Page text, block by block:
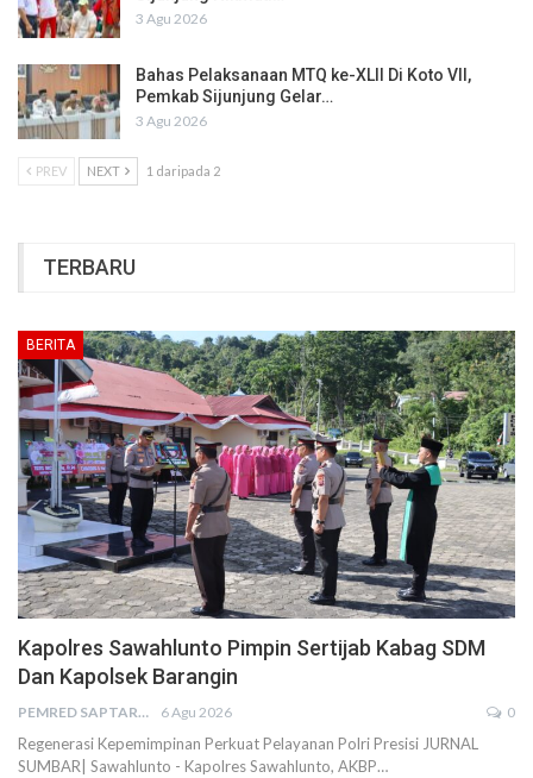
3 Agu 2026
Bahas Pelaksanaan MTQ ke-XLII Di Koto VII,
Pemkab Sijunjung Gelar…
3 Agu 2026
PREV NEXT 1 daripada 2
TERBARU
BERITA
Kapolres Sawahlunto Pimpin Sertijab Kabag SDM
Dan Kapolsek Barangin
PEMRED SAPTARIUS 6 Agu 2026 0
Regenerasi Kepemimpinan Perkuat Pelayanan Polri Presisi JURNAL
SUMBAR| Sawahlunto - Kapolres Sawahlunto, AKBP…